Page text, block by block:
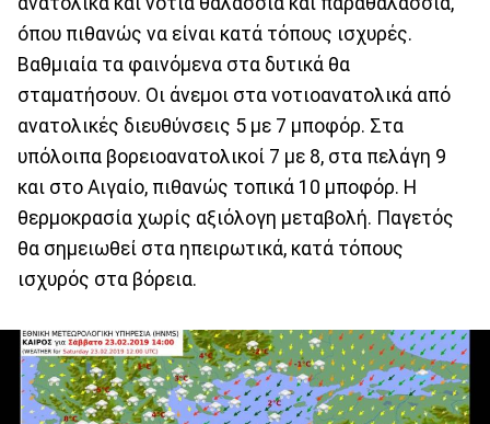
óπου πιθανώς να είναι κατά τόπους ισχυρές.
Βαθμιαία τα φαινόμενα στα δυτικά θα
σταματήσουν. Οι άνεμοι στα νοτιοανατολικά από
ανατολικές διευθύνσεις 5 με 7 μποφόρ. Στα
υπόλοιπα βορειοανατολικοί 7 με 8, στα πελάγη 9
και στο Αιγαίο, πιθανώς τοπικά 10 μποφόρ. Η
θερμοκρασία χωρίς αξιόλογη μεταβολή. Παγετός
θα σημειωθεί στα ηπειρωτικά, κατά τόπους
ισχυρός στα βόρεια.